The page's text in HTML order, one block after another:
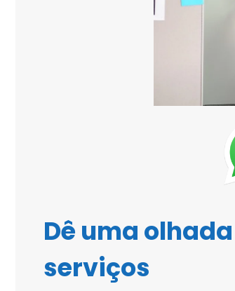
Dê uma
serviços